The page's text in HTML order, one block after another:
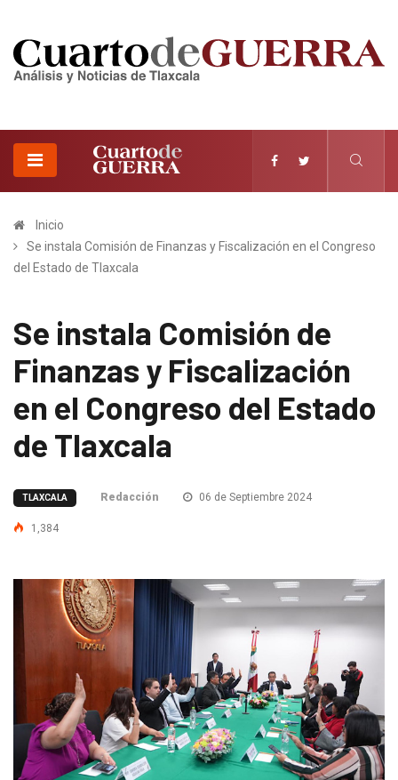
Inicio
Se instala Comisión de Finanzas y Fiscalización en el Congreso
del Estado de Tlaxcala
Se instala Comisión de
Finanzas y Fiscalización
en el Congreso del Estado
de Tlaxcala
TLAXCALA Redacción 06 de Septiembre 2024
1,384